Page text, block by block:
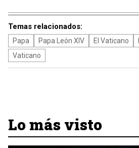
Temas relacionados:
Papa Papa León XIV El Vaticano
Vaticano
Lo más visto